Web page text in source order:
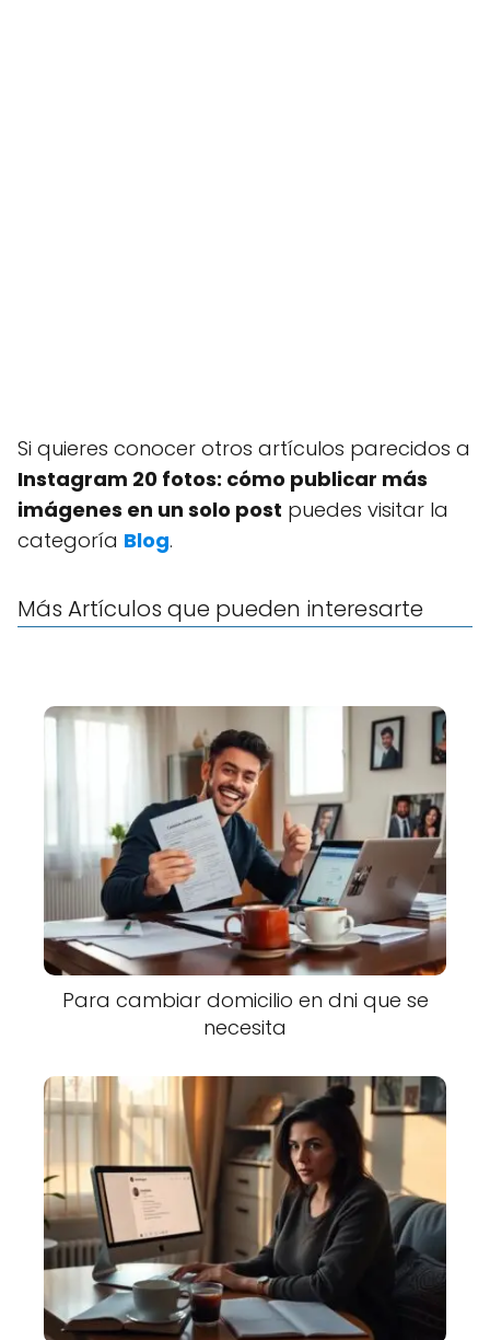
Si quieres conocer otros artículos parecidos a
Instagram 20 fotos: cómo publicar más
imágenes en un solo post puedes visitar la
categoría Blog.
Más Artículos que pueden interesarte
Para cambiar domicilio en dni que se
necesita